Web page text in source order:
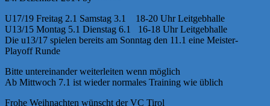
U17/19 Freitag 2.1 Samstag 3.1 18-20 Uhr Leitgebhalle
U13/15 Montag 5.1 Dienstag 6.1 16-18 Uhr Leitgebhalle
Die u13/17 spielen bereits am Sonntag den 11.1 eine Meister-
Playoff Runde
Bitte untereinander weiterleiten wenn möglich
Ab Mittwoch 7.1 ist wieder normales Training wie üblich
Frohe Weihnachten wünscht der VC Tirol